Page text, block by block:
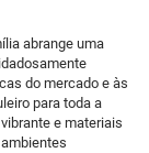
abrange uma
do mercado e às
para toda a
e materiais